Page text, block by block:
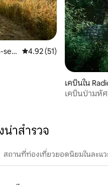
sev
คะแนนเฉลี่ย 4.92 จาก 5,
4.92 (51)
เคบินใน
เคบินป่ามหัศ
าสำรวจ
สถานที่ท่องเที่ยวยอดนิยมในละแ